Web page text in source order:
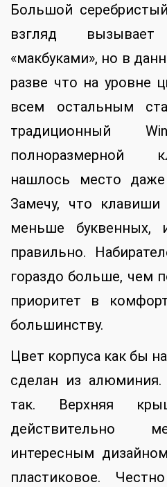
Большой
взгляд
«макбуками», но в
разве что на уровне
всем остальным
традиционный
полноразмерной
нашлось место
Замечу, что
меньше буквенных,
правильно.
гораздо больше, чем
приоритет в
большинству.
Цвет корпуса как бы
сделан из
так. Верхняя
действительно
интересным
пластиковое.